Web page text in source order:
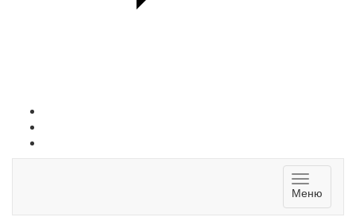
Toggle
Меню